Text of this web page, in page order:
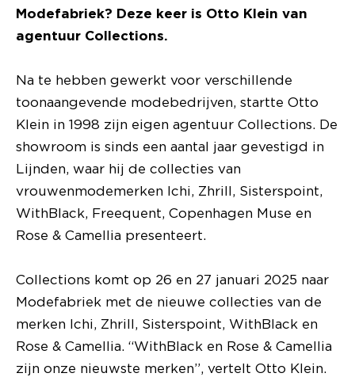
Modefabriek? Deze keer is Otto Klein van
agentuur Collections.
Na te hebben gewerkt voor verschillende
toonaangevende modebedrijven, startte Otto
Klein in 1998 zijn eigen agentuur Collections. De
showroom is sinds een aantal jaar gevestigd in
Lijnden, waar hij de collecties van
vrouwenmodemerken Ichi, Zhrill, Sisterspoint,
WithBlack, Freequent, Copenhagen Muse en
Rose & Camellia presenteert.
Collections komt op 26 en 27 januari 2025 naar
Modefabriek met de nieuwe collecties van de
merken Ichi, Zhrill, Sisterspoint, WithBlack en
Rose & Camellia. “WithBlack en Rose & Camellia
zijn onze nieuwste merken”, vertelt Otto Klein.